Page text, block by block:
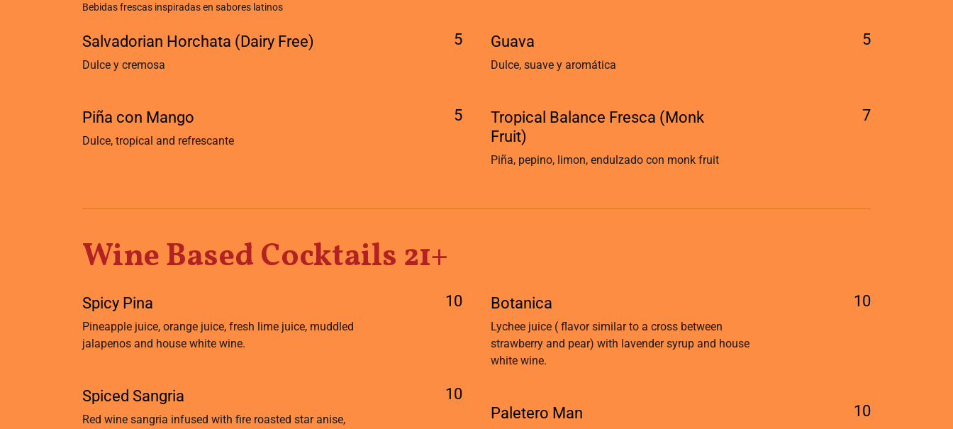
Bebidas frescas inspiradas en sabores latinos
Salvadorian Horchata (Dairy Free) 5
Dulce y cremosa
Piña con Mango 5
Dulce, tropical and refrescante
Guava 5
Dulce, suave y aromática
Tropical Balance Fresca (Monk
Fruit)
7
Piña, pepino, limon, endulzado con monk fruit
Wine Based Cocktails 21+
Spicy Pina 10
Pineapple juice, orange juice, fresh lime juice, muddled
jalapenos and house white wine.
Spiced Sangria 10
Red wine sangria infused with fire roasted star anise,
Botanica 10
Lychee juice ( flavor similar to a cross between
strawberry and pear) with lavender syrup and house
white wine.
Paletero Man 10